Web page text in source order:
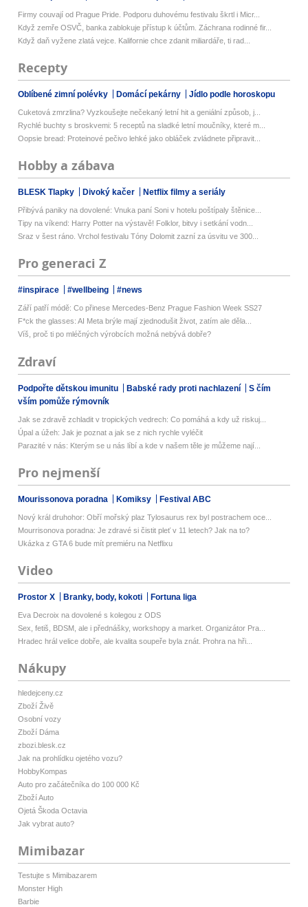
Firmy couvají od Prague Pride. Podporu duhovému festivalu škrtl i Micr...
Když zemře OSVČ, banka zablokuje přístup k účtům. Záchrana rodinné fir...
Když daň vyžene zlatá vejce. Kalifornie chce zdanit miliardáře, ti rad...
Recepty
Oblíbené zimní polévky Domácí pekárny Jídlo podle horoskopu
Cuketová zmrzlina? Vyzkoušejte nečekaný letní hit a geniální způsob, j...
Rychlé buchty s broskvemi: 5 receptů na sladké letní moučníky, které m...
Oopsie bread: Proteinové pečivo lehké jako obláček zvládnete připravit...
Hobby a zábava
BLESK Tlapky Divoký kačer Netflix filmy a seriály
Přibývá paniky na dovolené: Vnuka paní Soni v hotelu poštípaly štěnice...
Tipy na víkend: Harry Potter na výstavě! Folklor, bitvy i setkání vodn...
Sraz v šest ráno. Vrchol festivalu Tóny Dolomit zazní za úsvitu ve 300...
Pro generaci Z
#inspirace #wellbeing #news
Září patří módě: Co přinese Mercedes-Benz Prague Fashion Week SS27
F*ck the glasses: AI Meta brýle mají zjednodušit život, zatím ale děla...
Víš, proč ti po mléčných výrobcích možná nebývá dobře?
Zdraví
Podpořte dětskou imunitu Babské rady proti nachlazení
S čím
vším pomůže rýmovník
Jak se zdravě zchladit v tropických vedrech: Co pomáhá a kdy už riskuj...
Úpal a úžeh: Jak je poznat a jak se z nich rychle vyléčit
Parazité v nás: Kterým se u nás líbí a kde v našem těle je můžeme nají...
Pro nejmenší
Mourissonova poradna Komiksy Festival ABC
Nový král druhohor: Obří mořský plaz Tylosaurus rex byl postrachem oce...
Mourrisonova poradna: Je zdravé si čistit pleť v 11 letech? Jak na to?
Ukázka z GTA 6 bude mít premiéru na Netflixu
Video
Prostor X Branky, body, kokoti Fortuna liga
Eva Decroix na dovolené s kolegou z ODS
Sex, fetiš, BDSM, ale i přednášky, workshopy a market. Organizátor Pra...
Hradec hrál velice dobře, ale kvalita soupeře byla znát. Prohra na hři...
Nákupy
hledejceny.cz
Zboží Živě
Osobní vozy
Zboží Dáma
zbozi.blesk.cz
Jak na prohlídku ojetého vozu?
HobbyKompas
Auto pro začátečníka do 100 000 Kč
Zboží Auto
Ojetá Škoda Octavia
Jak vybrat auto?
Mimibazar
Testujte s Mimibazarem
Monster High
Barbie